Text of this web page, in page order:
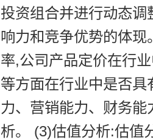
投资组合并进行动态
响力和竞争优势的体
率,公司产品定价在行
等方面在行业中是否
力、营销能力、财务
析。 (3)估值分析:估值